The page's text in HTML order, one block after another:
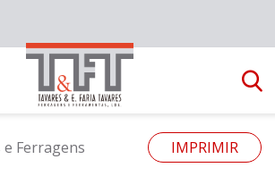
e Ferragens IMPRIMIR